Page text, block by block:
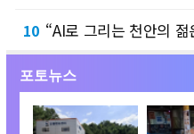
10 “AI로 그리는 천안의 젊은 활력”… 천
포토뉴스